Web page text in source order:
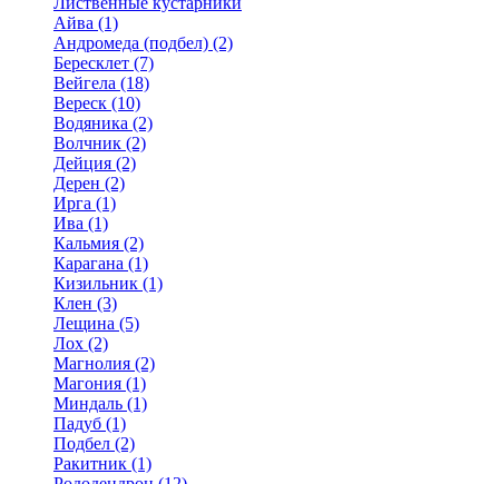
Айва (1)
Андромеда (подбел) (2)
Бересклет (7)
Вейгела (18)
Вереск (10)
Водяника (2)
Волчник (2)
Дейция (2)
Дерен (2)
Ирга (1)
Ива (1)
Кальмия (2)
Карагана (1)
Кизильник (1)
Клен (3)
Лещина (5)
Лох (2)
Магнолия (2)
Магония (1)
Миндаль (1)
Падуб (1)
Подбел (2)
Ракитник (1)